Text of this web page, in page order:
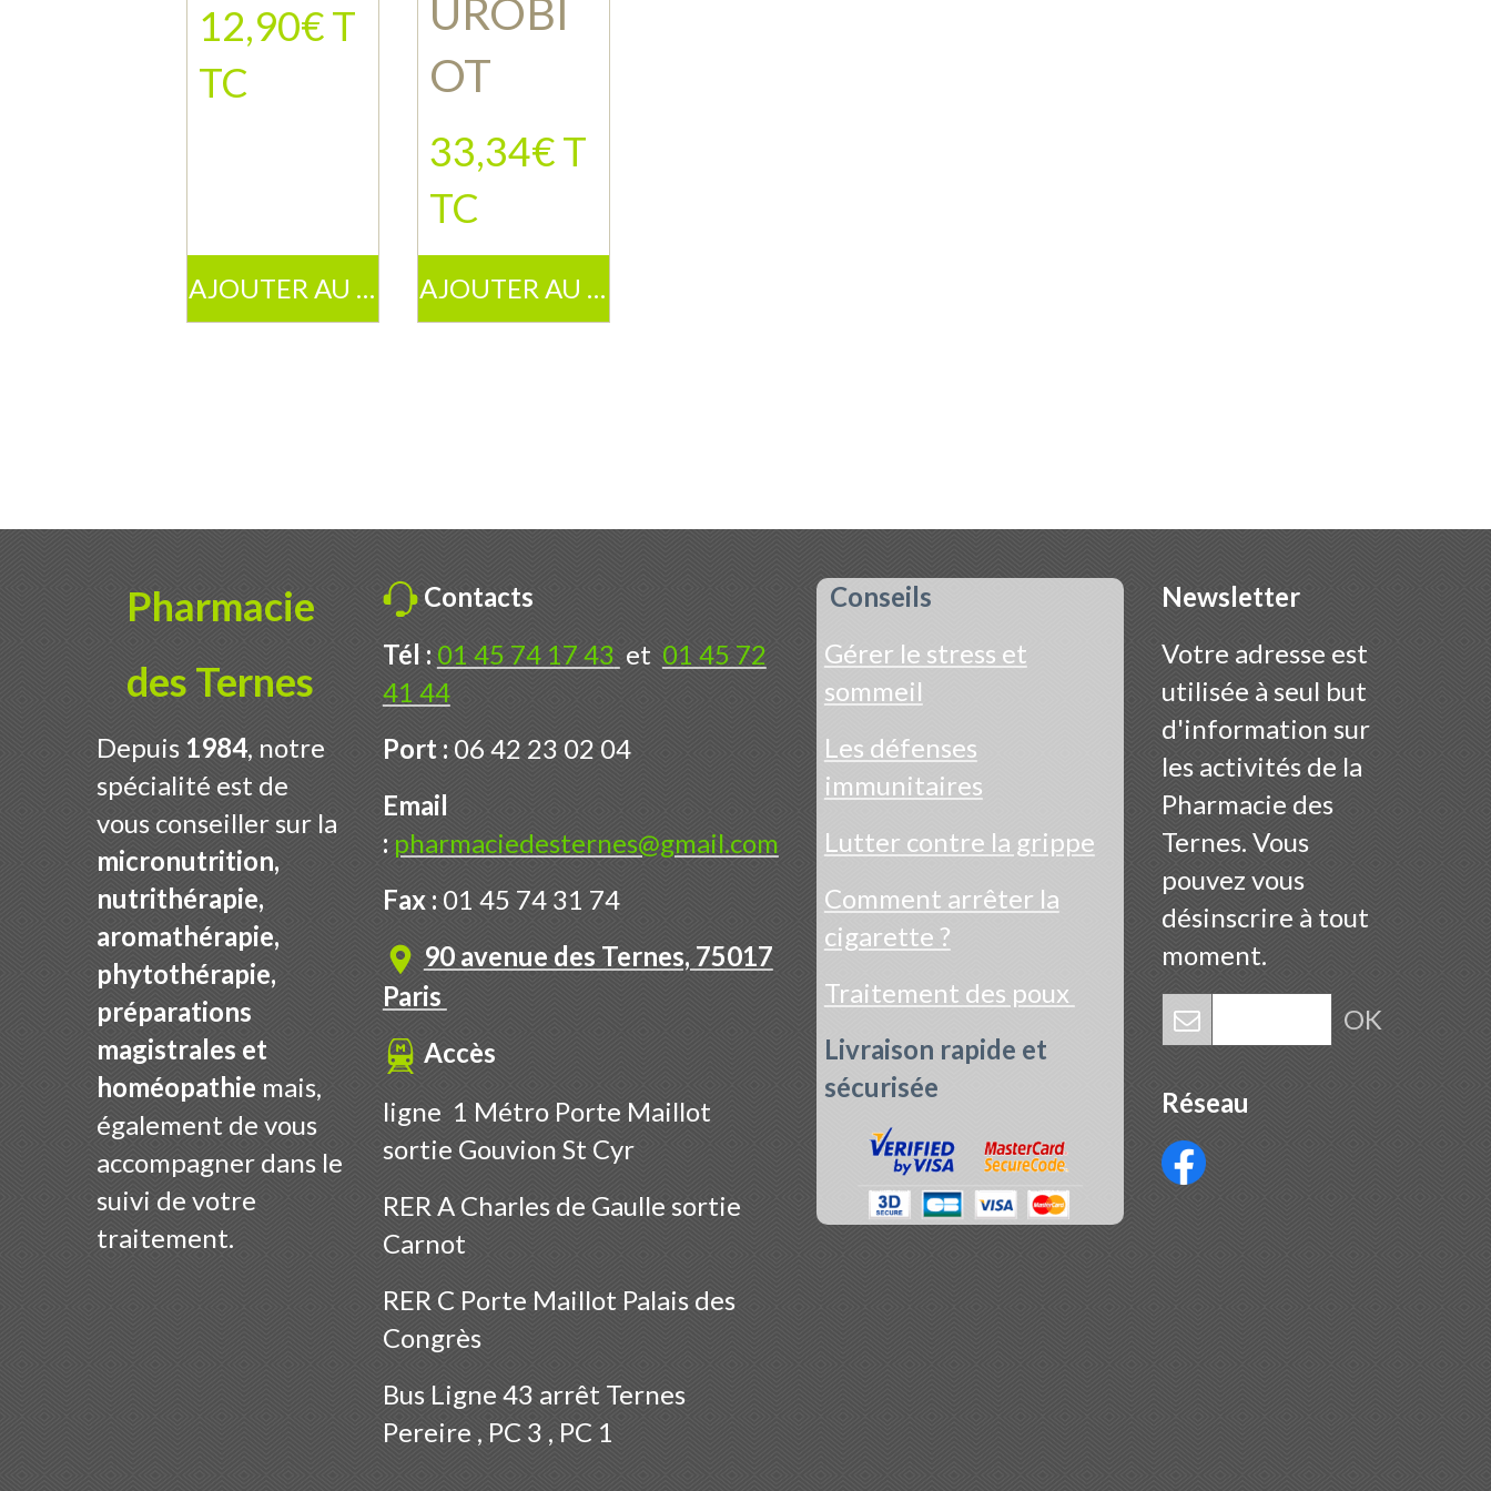
12,90€ T
TC
AJOUTER AU PANIER
UROBI
OT
33,34€ T
TC
AJOUTER AU PANIER
Pharmacie
des Ternes
Depuis 1984, notre
spécialité est de
vous conseiller sur la
micronutrition,
nutrithérapie,
aromathérapie,
phytothérapie,
préparations
magistrales et
homéopathie mais,
également de vous
accompagner dans le
suivi de votre
traitement.
Contacts
Tél : 01 45 74 17 43 et 01 45 72
41 44
Port : 06 42 23 02 04
Email
: pharmaciedesternes@gmail.com
Fax : 01 45 74 31 74
90 avenue des Ternes, 75017
Paris
Accès
ligne 1 Métro Porte Maillot
sortie Gouvion St Cyr
RER A Charles de Gaulle sortie
Carnot
RER C Porte Maillot Palais des
Congrès
Bus Ligne 43 arrêt Ternes
Pereire , PC 3 , PC 1
Conseils
Gérer le stress et
sommeil
Les défenses
immunitaires
Lutter contre la grippe
Comment arrêter la
cigarette ?
Traitement des poux
Livraison rapide et
sécurisée
Newsletter
Votre adresse est
utilisée à seul but
d'information sur
les activités de la
Pharmacie des
Ternes. Vous
pouvez vous
désinscrire à tout
moment.
OK
Réseau